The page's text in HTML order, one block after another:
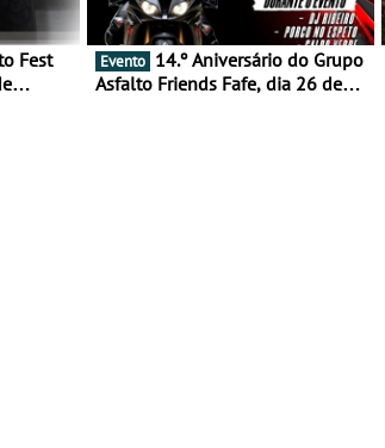
Evento
Asfalto Friends Fafe, dia 26 de